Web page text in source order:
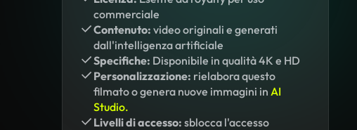
commerciale
Contenuto: video originali e generati
dall'intelligenza artificiale
Specifiche: Disponibile in qualità 4K e HD
Personalizzazione: rielabora questo
filmato o genera nuove immagini in AI
Studio.
Livelli di accesso: sblocca l'accesso